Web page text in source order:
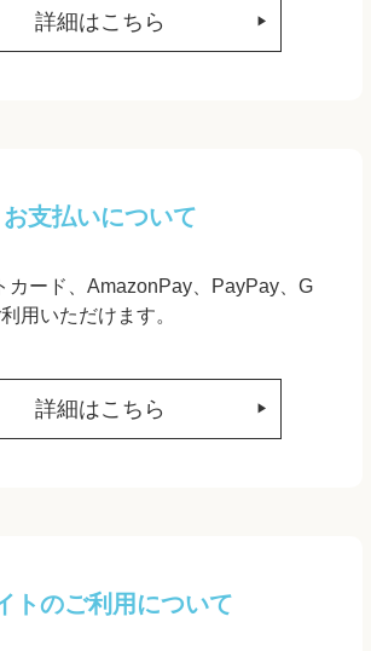
詳細はこちら
お支払いについて
カード、AmazonPay、PayPay、G
用いただけます。
詳細はこちら
トのご利用について